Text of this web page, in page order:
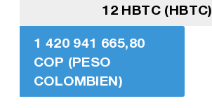
12 HBTC (HBTC)
1 420 941 665,80
COP (PESO
COLOMBIEN)